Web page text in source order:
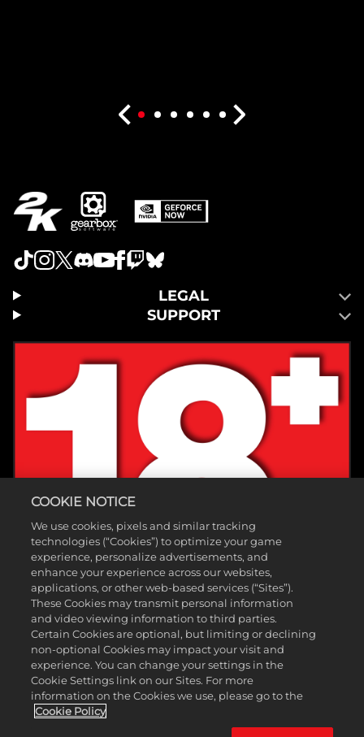
LEGAL
SUPPORT
©2025 Gearbox Software。2K Games發行。Gearbox開發。Gearbox、
Borderlands和相關標誌皆為Gearbox Software, LLC.的商標。2K及2K標誌
COOKIE NOTICE
We use cookies, pixels and similar tracking
technologies (“Cookies”) to optimize your game
experience, personalize advertisements, and
enhance your experience across our websites,
applications, or other web-based services (“Sites”).
These Cookies may transmit personal information
and video viewing information to third parties.
Certain Cookies are optional, but limiting or declining
non-optional Cookies may impact your visit and
experience. You can change your settings in the
Cookie Settings link on our Sites. For more
information on the Cookies we use, please go to the
Cookie Policy